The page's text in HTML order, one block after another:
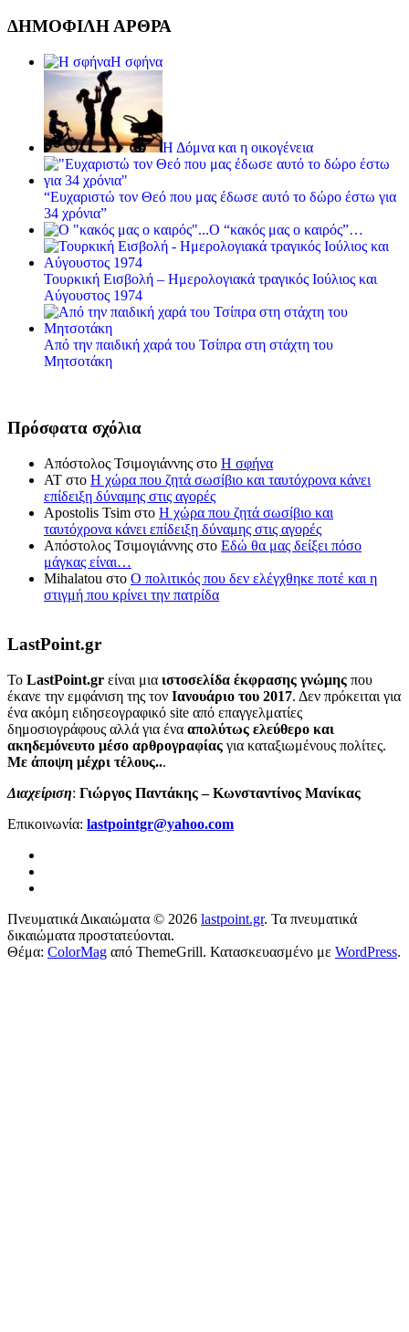
ΔΗΜΟΦΙΛΗ ΑΡΘΡΑ
Η σφήνα
Η Δόμνα και η οικογένεια
“Ευχαριστώ τον Θεό που μας έδωσε αυτό το δώρο έστω για
34 χρόνια”
Ο “κακός μας ο καιρός”…
Τουρκική Εισβολή – Ημερολογιακά τραγικός Ιούλιος και
Αύγουστος 1974
Από την παιδική χαρά του Τσίπρα στη στάχτη του
Μητσοτάκη
Πρόσφατα σχόλια
Απόστολος Τσιμογιάννης στο Η σφήνα
ΑΤ στο Η χώρα που ζητά σωσίβιο και ταυτόχρονα κάνει
επίδειξη δύναμης στις αγορές
Apostolis Tsim στο Η χώρα που ζητά σωσίβιο και
ταυτόχρονα κάνει επίδειξη δύναμης στις αγορές
Απόστολος Τσιμογιάννης στο Εδώ θα μας δείξει πόσο
μάγκας είναι…
Mihalatou στο Ο πολιτικός που δεν ελέγχθηκε ποτέ και η
στιγμή που κρίνει την πατρίδα
LastPoint.gr
To LastPoint.gr είναι μια ιστοσελίδα έκφρασης γνώμης που
έκανε την εμφάνιση της τον Ιανουάριο του 2017. Δεν πρόκειται για
ένα ακόμη ειδησεογραφικό site από επαγγελματίες
δημοσιογράφους αλλά για ένα απολύτως ελεύθερο και
ακηδεμόνευτο μέσο αρθρογραφίας για καταξιωμένους πολίτες.
Με άποψη μέχρι τέλους...
Διαχείριση: Γιώργος Παντάκης – Κωνσταντίνος Μανίκας
Επικοινωνία: lastpointgr@yahoo.com
Πνευματικά Δικαιώματα © 2026 lastpoint.gr. Τα πνευματικά
δικαιώματα προστατεύονται.
Θέμα: ColorMag από ThemeGrill. Κατασκευασμένο με WordPress.